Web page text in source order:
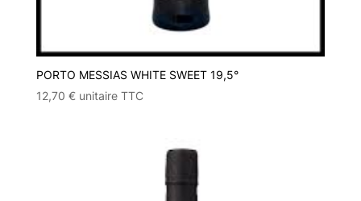
PORTO MESSIAS WHITE SWEET 19,5°
12,70 €unitaire TTC